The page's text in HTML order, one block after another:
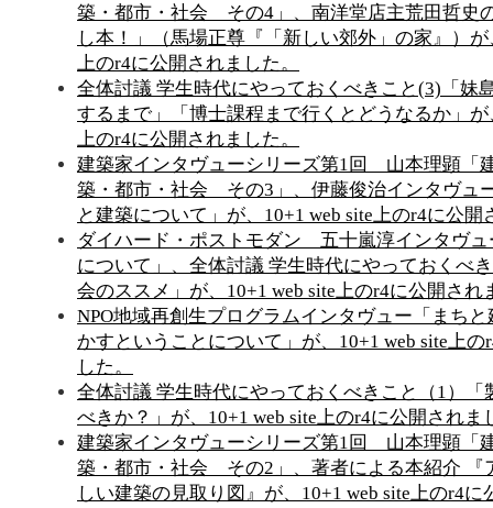
築・都市・社会 その4」、南洋堂店主荒田哲史
し本！」（馬場正尊『「新しい郊外」の家』）が
上のr4に公開されました。
全体討議 学生時代にやっておくべきこと(3)「妹
するまで」「博士課程まで行くとどうなるか」が
上のr4に公開されました。
建築家インタヴューシリーズ第1回 山本理顕「
築・都市・社会 その3」、伊藤俊治インタヴュ
と建築について」が、10+1 web site上のr4に公開
ダイハード・ポストモダン 五十嵐淳インタヴュ
について」、全体討議 学生時代にやっておくべ
会のススメ」が、10+1 web site上のr4に公開され
NPO地域再創生プログラムインタヴュー「まち
かすということについて」が、10+1 web site上
した。
全体討議 学生時代にやっておくべきこと（1）「
べきか？」が、10+1 web site上のr4に公開されま
建築家インタヴューシリーズ第1回 山本理顕「
築・都市・社会 その2」、著者による本紹介 『
しい建築の見取り図』が、10+1 web site上のr4に